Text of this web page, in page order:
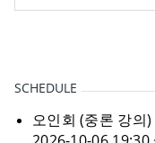
SCHEDULE
오인회 (중론 강의)